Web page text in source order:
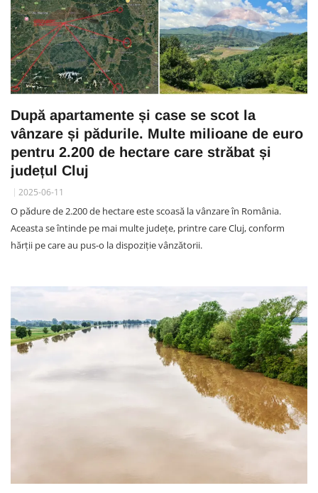
După apartamente și case se scot la
vânzare și pădurile. Multe milioane de euro
pentru 2.200 de hectare care străbat și
județul Cluj
2025-06-11
O pădure de 2.200 de hectare este scoasă la vânzare în România.
Aceasta se întinde pe mai multe județe, printre care Cluj, conform
hărții pe care au pus-o la dispoziție vânzătorii.